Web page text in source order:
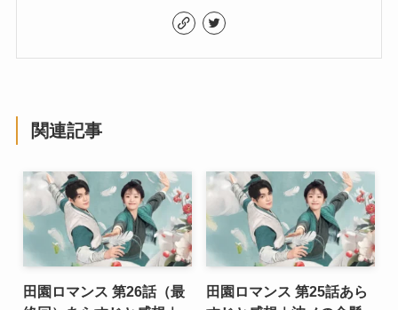
関連記事
田園ロマンス 第26話（最
田園ロマンス 第25話あら